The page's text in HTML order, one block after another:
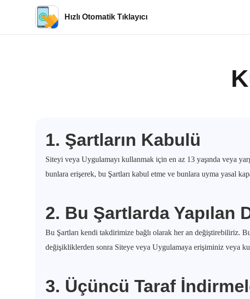
Hızlı Otomatik Tıklayıcı
1. Şartların Kabulü
Siteyi veya Uygulamayı kullanmak için en az 13 yaşında veya
bunlara erişerek, bu Şartları kabul etme ve bunlara uyma yasal
2. Bu Şartlarda Yapılan
Bu Şartları kendi takdirimize bağlı olarak her an değiştirebiliriz.
değişikliklerden sonra Siteye veya Uygulamaya erişiminiz veya
3. Üçüncü Taraf